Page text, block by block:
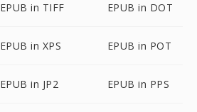
EPUB in TIFF EPUB in DOT
EPUB in XPS EPUB in POT
EPUB in JP2 EPUB in PPS